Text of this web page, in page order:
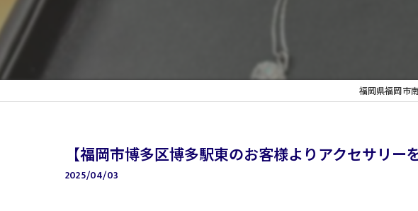
福岡県福岡市
【福岡市博多区博多駅東のお客様よりアクセサリー
2025/04/03